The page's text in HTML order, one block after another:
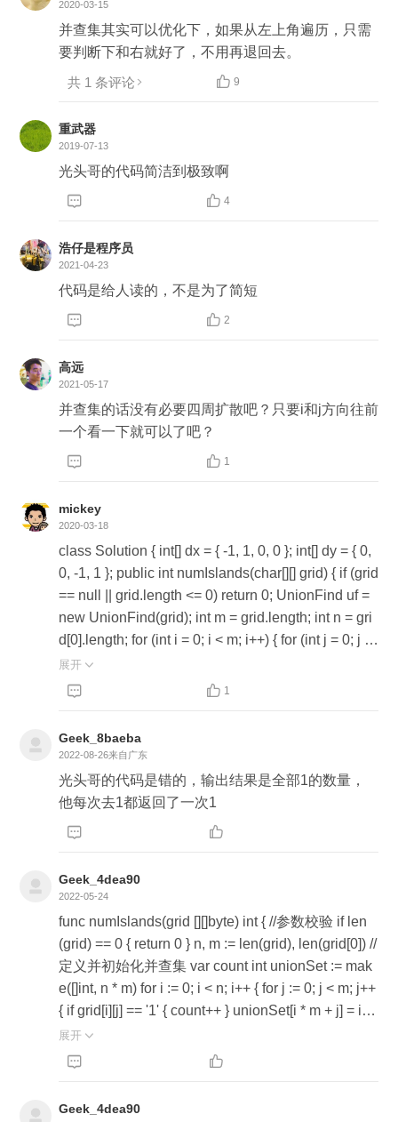
中文版：https://leetcode-cn.com/problems/friend-
circles/
2020-03-15
并查集其实可以优化下，如果从左上角遍历，只需
要判断下和右就好了，不用再退回去。
共 1 条评论
 9
重武器
2019-07-13
光头哥的代码简洁到极致啊
  4
浩仔是程序员
2021-04-23
代码是给人读的，不是为了简短
  2
高远
2021-05-17
并查集的话没有必要四周扩散吧？只要i和j方向往前
一个看一下就可以了吧？
  1
mickey
2020-03-18
class Solution { int[] dx = { -1, 1, 0, 0 }; int[] dy = { 0,
0, -1, 1 }; public int numIslands(char[][] grid) { if (grid
== null || grid.length <= 0) return 0; UnionFind uf =
new UnionFind(grid); int m = grid.length; int n = gri
d[0].length; for (int i = 0; i < m; i++) { for (int j = 0; j <
n; j++) { if (grid[i][j] == '1') { for (int k = 0; k < 4; k++) {
int nextX = i + dx[k]; int nextY = j + dy[k]; if (!(nextX
n(i * n + j, nextX * n + nextY); } } } } } return uf.getCo
unt(); } } class UnionFind { private int count = 0; priv
ate int[] rank; private int[] parent; public UnionFind
gth; rank = new int[m * n]; parent = new int[m * n]; fo
(int i = 0; i < m; i++) { for (int j = 0; j < n; j++) { if (grid
private int findRoot(int i) { if (parent[i] != i) parent[i] =
findRoot(parent[i]); return parent[i]; } public boolean
connected(int p, int q) { return findRoot(p) == findR
oot(q); } public void union(int p, int q) { int rootp = fi
ndRoot(p); int rootq = findRoot(q); if (rootp != rootq)
{ if (rank[rootp] > rank[rootq]) { parent[rootq] = rootp;
} else if (rank[rootp] < rank[rootq]) { parent[rootp] = r
展开 
  1
Geek_8baeba
2022-08-26来自广东
光头哥的代码是错的，输出结果是全部1的数量，
他每次去1都返回了一次1
 
Geek_4dea90
2022-05-24
func numIslands(grid [][]byte) int { //参数校验 if len
(grid) == 0 { return 0 } n, m := len(grid), len(grid[0]) //
定义并初始化并查集 var count int unionSet := mak
e([]int, n * m) for i := 0; i < n; i++ { for j := 0; j < m; j++
{ if grid[i][j] == '1' { count++ } unionSet[i * m + j] = i *
m + j } } u := &unionFindSet{} u.UnionSet = unionS
et u.Count = count //只需要处理右下节点 dires := []
展开 
 
Geek_4dea90